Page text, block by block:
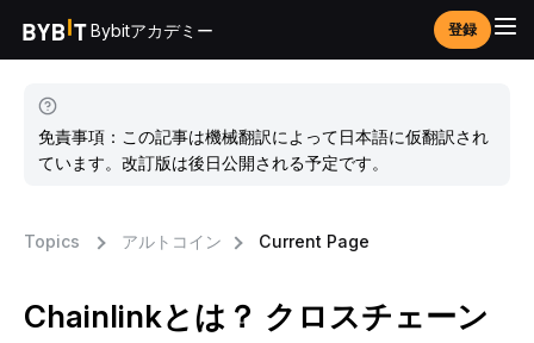
Bybitアカデミー 登録
免責事項：この記事は機械翻訳によって日本語に仮翻訳され
ています。改訂版は後日公開される予定です。
Topics アルトコイン Current Page
Chainlinkとは？ クロスチェーン